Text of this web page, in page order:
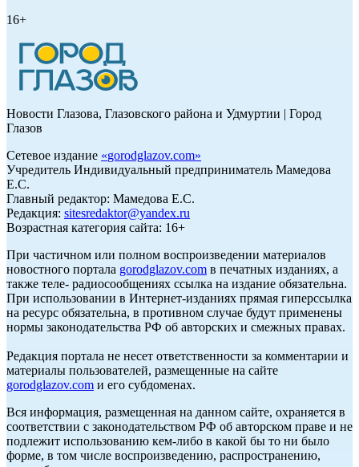
16+
Новости Глазова, Глазовского района и Удмуртии | Город
Глазов
Сетевое издание «gorodglazov.com»
Учредитель Индивидуальный предприниматель Мамедова
Е.С.
Главный редактор: Мамедова Е.С.
Редакция: sitesredaktor@yandex.ru
Возрастная категория сайта: 16+
При частичном или полном воспроизведении материалов
новостного портала gorodglazov.com в печатных изданиях, а
также теле- радиосообщениях ссылка на издание обязательна.
При использовании в Интернет-изданиях прямая гиперссылка
на ресурс обязательна, в противном случае будут применены
нормы законодательства РФ об авторских и смежных правах.
Редакция портала не несет ответственности за комментарии и
материалы пользователей, размещенные на сайте
gorodglazov.com и его субдоменах.
Вся информация, размещенная на данном сайте, охраняется в
соответствии с законодательством РФ об авторском праве и не
подлежит использованию кем-либо в какой бы то ни было
форме, в том числе воспроизведению, распространению,